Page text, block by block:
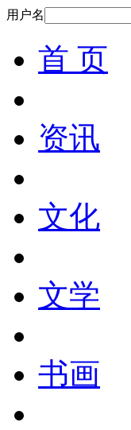
用户名
首 页
资讯
文化
文学
书画